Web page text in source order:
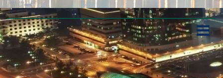
П
е
р
е
й
т